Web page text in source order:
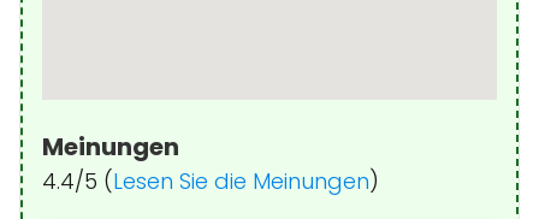
Meinungen
4.4/5 (Lesen Sie die Meinungen)